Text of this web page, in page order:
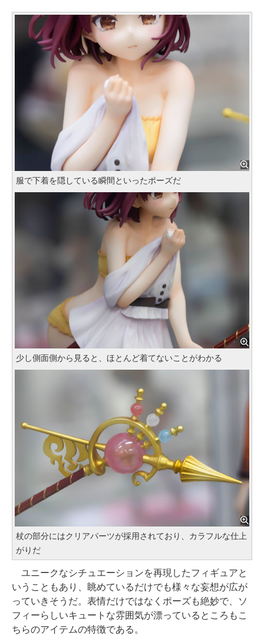
服で下着を隠している瞬間といったポーズだ
少し側面側から見ると、ほとんど着てないことがわかる
杖の部分にはクリアパーツが採用されており、カラフルな仕上
がりだ
ユニークなシチュエーションを再現したフィギュアと
いうこともあり、眺めているだけでも様々な妄想が広が
っていきそうだ。表情だけではなくポーズも絶妙で、ソ
フィーらしいキュートな雰囲気が漂っているところもこ
ちらのアイテムの特徴である。